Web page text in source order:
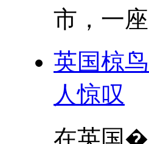
市，一
英国椋
人惊叹
在英国